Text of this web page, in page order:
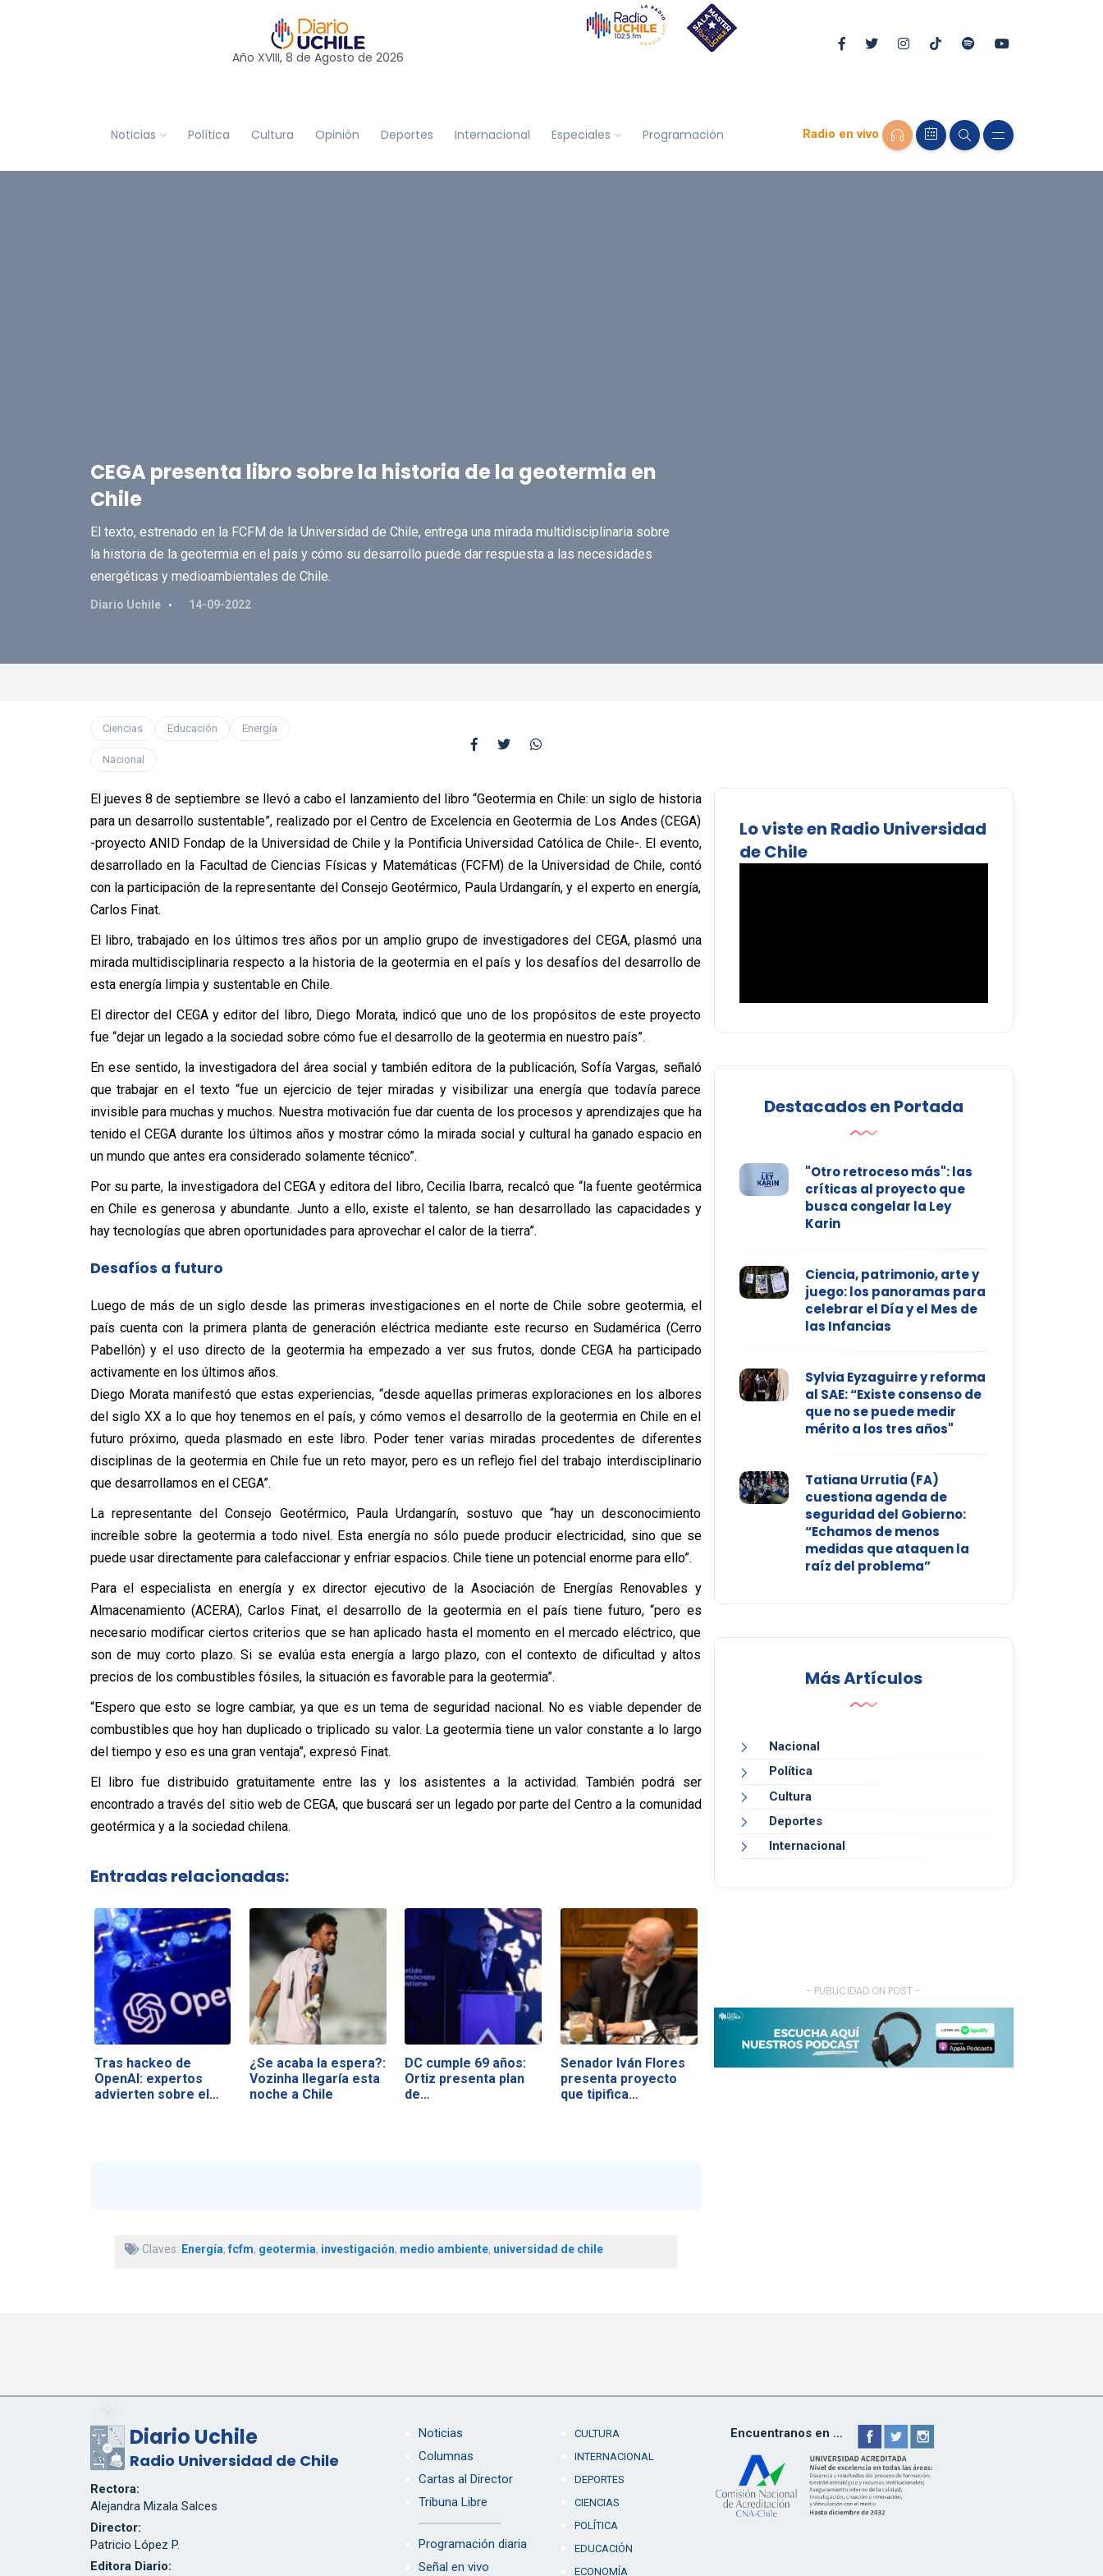
Año XVIII, 8 de Agosto de 2026
Noticias Política Cultura Opinión Deportes Internacional Especiales Programación Radio en vivo
CEGA presenta libro sobre la historia de la geotermia en
Chile
El texto, estrenado en la FCFM de la Universidad de Chile, entrega una mirada multidisciplinaria sobre
la historia de la geotermia en el país y cómo su desarrollo puede dar respuesta a las necesidades
energéticas y medioambientales de Chile.
Diario Uchile 14-09-2022
Ciencias Educación Energía
Nacional
El jueves 8 de septiembre se llevó a cabo el lanzamiento del libro “Geotermia en Chile: un siglo de historia
para un desarrollo sustentable”, realizado por el Centro de Excelencia en Geotermia de Los Andes (CEGA)
-proyecto ANID Fondap de la Universidad de Chile y la Pontificia Universidad Católica de Chile-. El evento,
desarrollado en la Facultad de Ciencias Físicas y Matemáticas (FCFM) de la Universidad de Chile, contó
con la participación de la representante del Consejo Geotérmico, Paula Urdangarín, y el experto en energía,
Carlos Finat.
El libro, trabajado en los últimos tres años por un amplio grupo de investigadores del CEGA, plasmó una
mirada multidisciplinaria respecto a la historia de la geotermia en el país y los desafíos del desarrollo de
esta energía limpia y sustentable en Chile.
El director del CEGA y editor del libro, Diego Morata, indicó que uno de los propósitos de este proyecto
fue “dejar un legado a la sociedad sobre cómo fue el desarrollo de la geotermia en nuestro país”.
En ese sentido, la investigadora del área social y también editora de la publicación, Sofía Vargas, señaló
que trabajar en el texto “fue un ejercicio de tejer miradas y visibilizar una energía que todavía parece
invisible para muchas y muchos. Nuestra motivación fue dar cuenta de los procesos y aprendizajes que ha
tenido el CEGA durante los últimos años y mostrar cómo la mirada social y cultural ha ganado espacio en
un mundo que antes era considerado solamente técnico”.
Por su parte, la investigadora del CEGA y editora del libro, Cecilia Ibarra, recalcó que “la fuente geotérmica
en Chile es generosa y abundante. Junto a ello, existe el talento, se han desarrollado las capacidades y
hay tecnologías que abren oportunidades para aprovechar el calor de la tierra”.
Desafíos a futuro
Luego de más de un siglo desde las primeras investigaciones en el norte de Chile sobre geotermia, el
país cuenta con la primera planta de generación eléctrica mediante este recurso en Sudamérica (Cerro
Pabellón) y el uso directo de la geotermia ha empezado a ver sus frutos, donde CEGA ha participado
activamente en los últimos años.
Diego Morata manifestó que estas experiencias, “desde aquellas primeras exploraciones en los albores
del siglo XX a lo que hoy tenemos en el país, y cómo vemos el desarrollo de la geotermia en Chile en el
futuro próximo, queda plasmado en este libro. Poder tener varias miradas procedentes de diferentes
disciplinas de la geotermia en Chile fue un reto mayor, pero es un reflejo fiel del trabajo interdisciplinario
que desarrollamos en el CEGA”.
La representante del Consejo Geotérmico, Paula Urdangarín, sostuvo que “hay un desconocimiento
increíble sobre la geotermia a todo nivel. Esta energía no sólo puede producir electricidad, sino que se
puede usar directamente para calefaccionar y enfriar espacios. Chile tiene un potencial enorme para ello”.
Para el especialista en energía y ex director ejecutivo de la Asociación de Energías Renovables y
Almacenamiento (ACERA), Carlos Finat, el desarrollo de la geotermia en el país tiene futuro, “pero es
necesario modificar ciertos criterios que se han aplicado hasta el momento en el mercado eléctrico, que
son de muy corto plazo. Si se evalúa esta energía a largo plazo, con el contexto de dificultad y altos
precios de los combustibles fósiles, la situación es favorable para la geotermia”.
“Espero que esto se logre cambiar, ya que es un tema de seguridad nacional. No es viable depender de
combustibles que hoy han duplicado o triplicado su valor. La geotermia tiene un valor constante a lo largo
del tiempo y eso es una gran ventaja”, expresó Finat.
El libro fue distribuido gratuitamente entre las y los asistentes a la actividad. También podrá ser
encontrado a través del sitio web de CEGA, que buscará ser un legado por parte del Centro a la comunidad
geotérmica y a la sociedad chilena.
Entradas relacionadas:
Tras hackeo de
OpenAI: expertos
advierten sobre el…
¿Se acaba la espera?:
Vozinha llegaría esta
noche a Chile
DC cumple 69 años:
Ortiz presenta plan
de…
Senador Iván Flores
presenta proyecto
que tipifica…
Claves: Energía,fcfm, geotermia, investigación, medio ambiente, universidad de chile
Lo viste en Radio Universidad
de Chile
Destacados en Portada
"Otro retroceso más": las
críticas al proyecto que
busca congelar la Ley
Karin
Ciencia, patrimonio, arte y
juego: los panoramas para
celebrar el Día y el Mes de
las Infancias
Sylvia Eyzaguirre y reforma
al SAE: “Existe consenso de
que no se puede medir
mérito a los tres años"
Tatiana Urrutia (FA)
cuestiona agenda de
seguridad del Gobierno:
“Echamos de menos
medidas que ataquen la
raíz del problema”
Más Artículos
Nacional
Política
Cultura
Deportes
Internacional
- PUBLICIDAD ON POST -
Diario Uchile
Radio Universidad de Chile
Rectora:
Alejandra Mizala Salces
Director:
Patricio López P.
Editora Diario:
Noticias
Columnas
Cartas al Director
Tribuna Libre
Programación diaria
Señal en vivo
CULTURA
INTERNACIONAL
DEPORTES
CIENCIAS
POLÍTICA
EDUCACIÓN
ECONOMÍA
Encuentranos en ...